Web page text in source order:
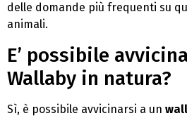
delle domande più frequenti su
animali.
E’ possibile
Wallaby in natura?
Sì, è possibile avvicinarsi a un